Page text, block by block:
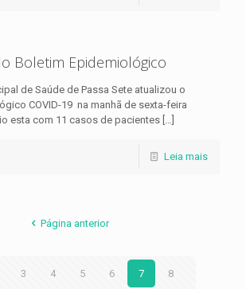
Boletim Epidemiológico
de Saúde de Passa Sete atualizou o
COVID-19 na manhã de sexta-feira
esta com 11 casos de pacientes
Leia mais
Página anterior
3 4 5 6 7 8